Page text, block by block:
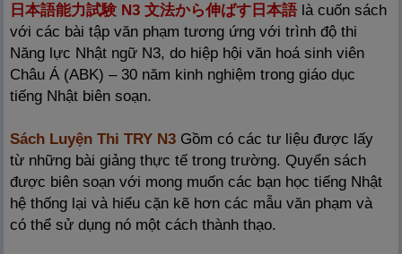
日本
Nghĩa: Gốc, rễ, cội nguồn của
sự vật, sách
語能力試験 N3文
sáng
法から伸ばす 日本
sự vật, sách
語 là cuốn sách
với các bài tập văn phạm tương ứng với trình độ thi
Năng lực Nhật ngữ N3, do hiệp hội văn hoá sinh viên
Châu Á (ABK) – 30 năm kinh nghiệm trong giáo dục
tiếng Nhật biên soạn.
Sách Luyện Thi TRY N3 Gồm có các tư liệu được lấy
từ những bài giảng thực tế trong trường. Quyển sách
được biên soạn với mong muốn các bạn học tiếng Nhật
hệ thống lại và hiểu cặn kẽ hơn các mẫu văn phạm và
có thể sử dụng nó một cách thành thạo.